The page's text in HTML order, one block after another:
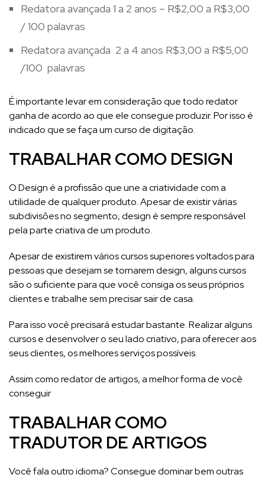
Redatora avançada 1 a 2 anos – R$2,00 a R$3,00
/ 100 palavras
Redatora avançada 2 a 4 anos R$3,00 a R$5,00
/100 palavras
É importante levar em consideração que todo redator
ganha de acordo ao que ele consegue produzir. Por isso é
indicadoque se faça um curso de digitação.
TRABALHAR COMO DESIGN
O Design é a profissão que une a criatividade com a
utilidade de qualquer produto. Apesar de existir várias
subdivisões no segmento, design é sempre responsável
pela parte criativa de um produto.
Apesar de existirem vários cursos superiores voltados para
pessoas que desejam se tornarem design, alguns cursos
são o suficiente para que você consiga os seus próprios
clientes e trabalhe sem precisar sair de casa.
Para isso você precisará estudar bastante. Realizar alguns
cursos e desenvolver o seu lado criativo, para oferecer aos
seus clientes, os melhores serviços possíveis.
Assim como redator de artigos, a melhor forma de você
conseguir
TRABALHAR COMO
TRADUTOR DE ARTIGOS
Você fala outro idioma? Consegue dominar bem outras